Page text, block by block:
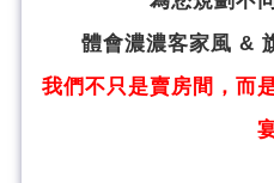
體會濃濃客家風 &
我們不只是賣房間，而